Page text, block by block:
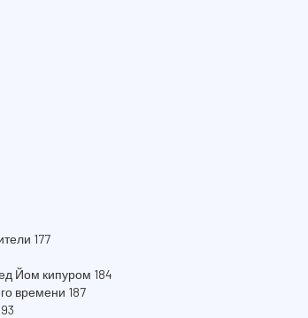
177
Йом кипуром 184
времени 187